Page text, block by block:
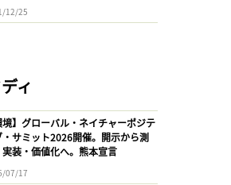
12/25
ィ
境】グローバル・ネイチャーポジテ
・サミット2026開催。開示から測
装・価値化へ。熊本宣言
07/17